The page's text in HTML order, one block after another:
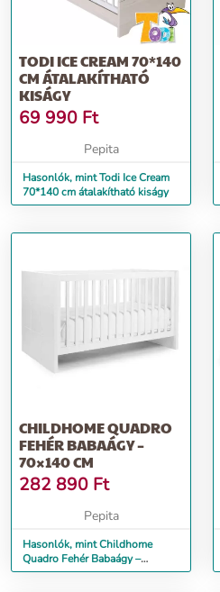
TODI ICE CREAM 70*140
CM ÁTALAKÍTHATÓ
KISÁGY
69 990 Ft
Pepita
Hasonlók, mint Todi Ice Cream
70*140 cm átalakítható kiságy
CHILDHOME QUADRO
FEHÉR BABAÁGY –
70×140 CM
282 890 Ft
Pepita
Hasonlók, mint Childhome
Quadro Fehér Babaágy –
70×140 cm